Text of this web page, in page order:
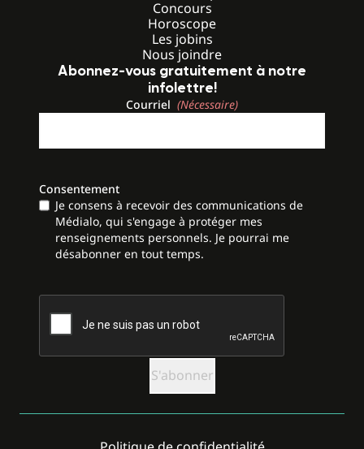
Concours
Horoscope
Les jobins
Nous joindre
Abonnez-vous gratuitement à notre
infolettre!
Courriel (Nécessaire)
Consentement
Je consens à recevoir des communications de
Médialo, qui s'engage à protéger mes
renseignements personnels. Je pourrai me
désabonner en tout temps.
CAPTCHA